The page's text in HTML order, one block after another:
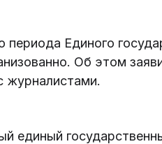
периода Единого
Об этом
журналистами.
единый